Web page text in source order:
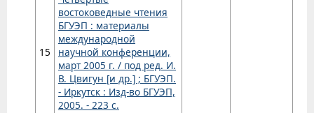
15
востоковедные чтения
БГУЭП : материалы
международной
научной конференции,
март 2005 г. / под ред. И.
В. Цвигун [и др.] ; БГУЭП.
- Иркутск : Изд-во БГУЭП,
2005. - 223 с.